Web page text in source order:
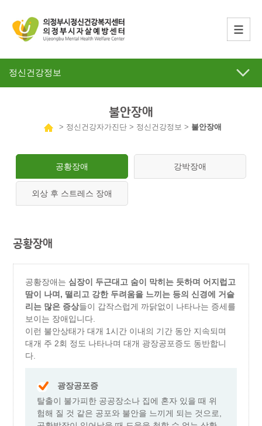
정신건강정보
불안장애
> 정신건강자가진단 > 정신건강정보 > 불안장애
공황장애 강박장애
외상 후 스트레스 장애
공황장애
공황장애는심장이 두근대고 숨이 막히는 듯하며 어지럽고
땀이 나며, 떨리고 강한 두려움을 느끼는 등의 신경에 거슬
리는 많은 증상들이 갑작스럽게 까닭없이 나타나는 증세를
보이는 장애입니다.
이런 불안상태가 대개 1시간 이내의 기간 동안 지속되며
대개 주 2회 정도 나타나며 대개 광장공포증도 동반합니
다.
광장공포증
탈출이 불가피한 공공장소나 집에 혼자 있을 때 위
험해 질 것 같은 공포와 불안을 느끼게 되는 것으로,